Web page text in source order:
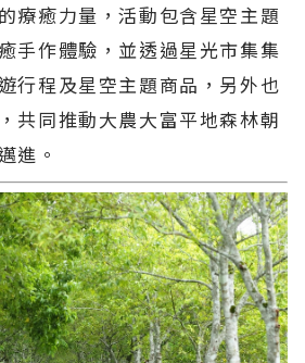
療癒力量，活動包含星空主題
手作體驗，並透過星光市集集
行程及星空主題商品，另外也
共同推動大農大富平地森林朝
進。